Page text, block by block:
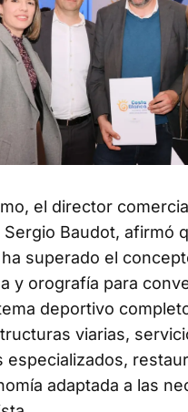
el director
Sergio Baudot, afirmó
ha superado el
y orografía para
deportivo
viarias,
especializados,
adaptada a las